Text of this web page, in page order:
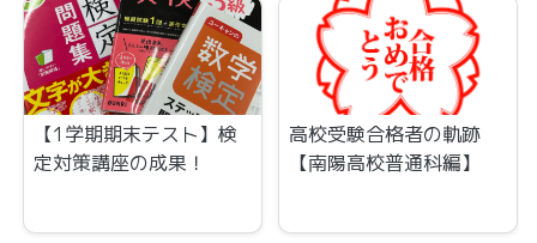
【1学期期末テスト】検
定対策講座の成果！
高校受験合格者の軌跡
【南陽高校普通科編】